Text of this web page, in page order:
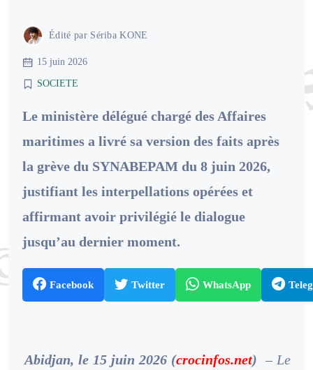
Édité par Sériba KONE
15 juin 2026
SOCIETE
Le ministère délégué chargé des Affaires
maritimes a livré sa version des faits après
la grève du SYNABEPAM du 8 juin 2026,
justifiant les interpellations opérées et
affirmant avoir privilégié le dialogue
jusqu’au dernier moment.
Facebook Twitter WhatsApp
Abidjan, le 15 juin 2026 (crocinfos.net) – Le